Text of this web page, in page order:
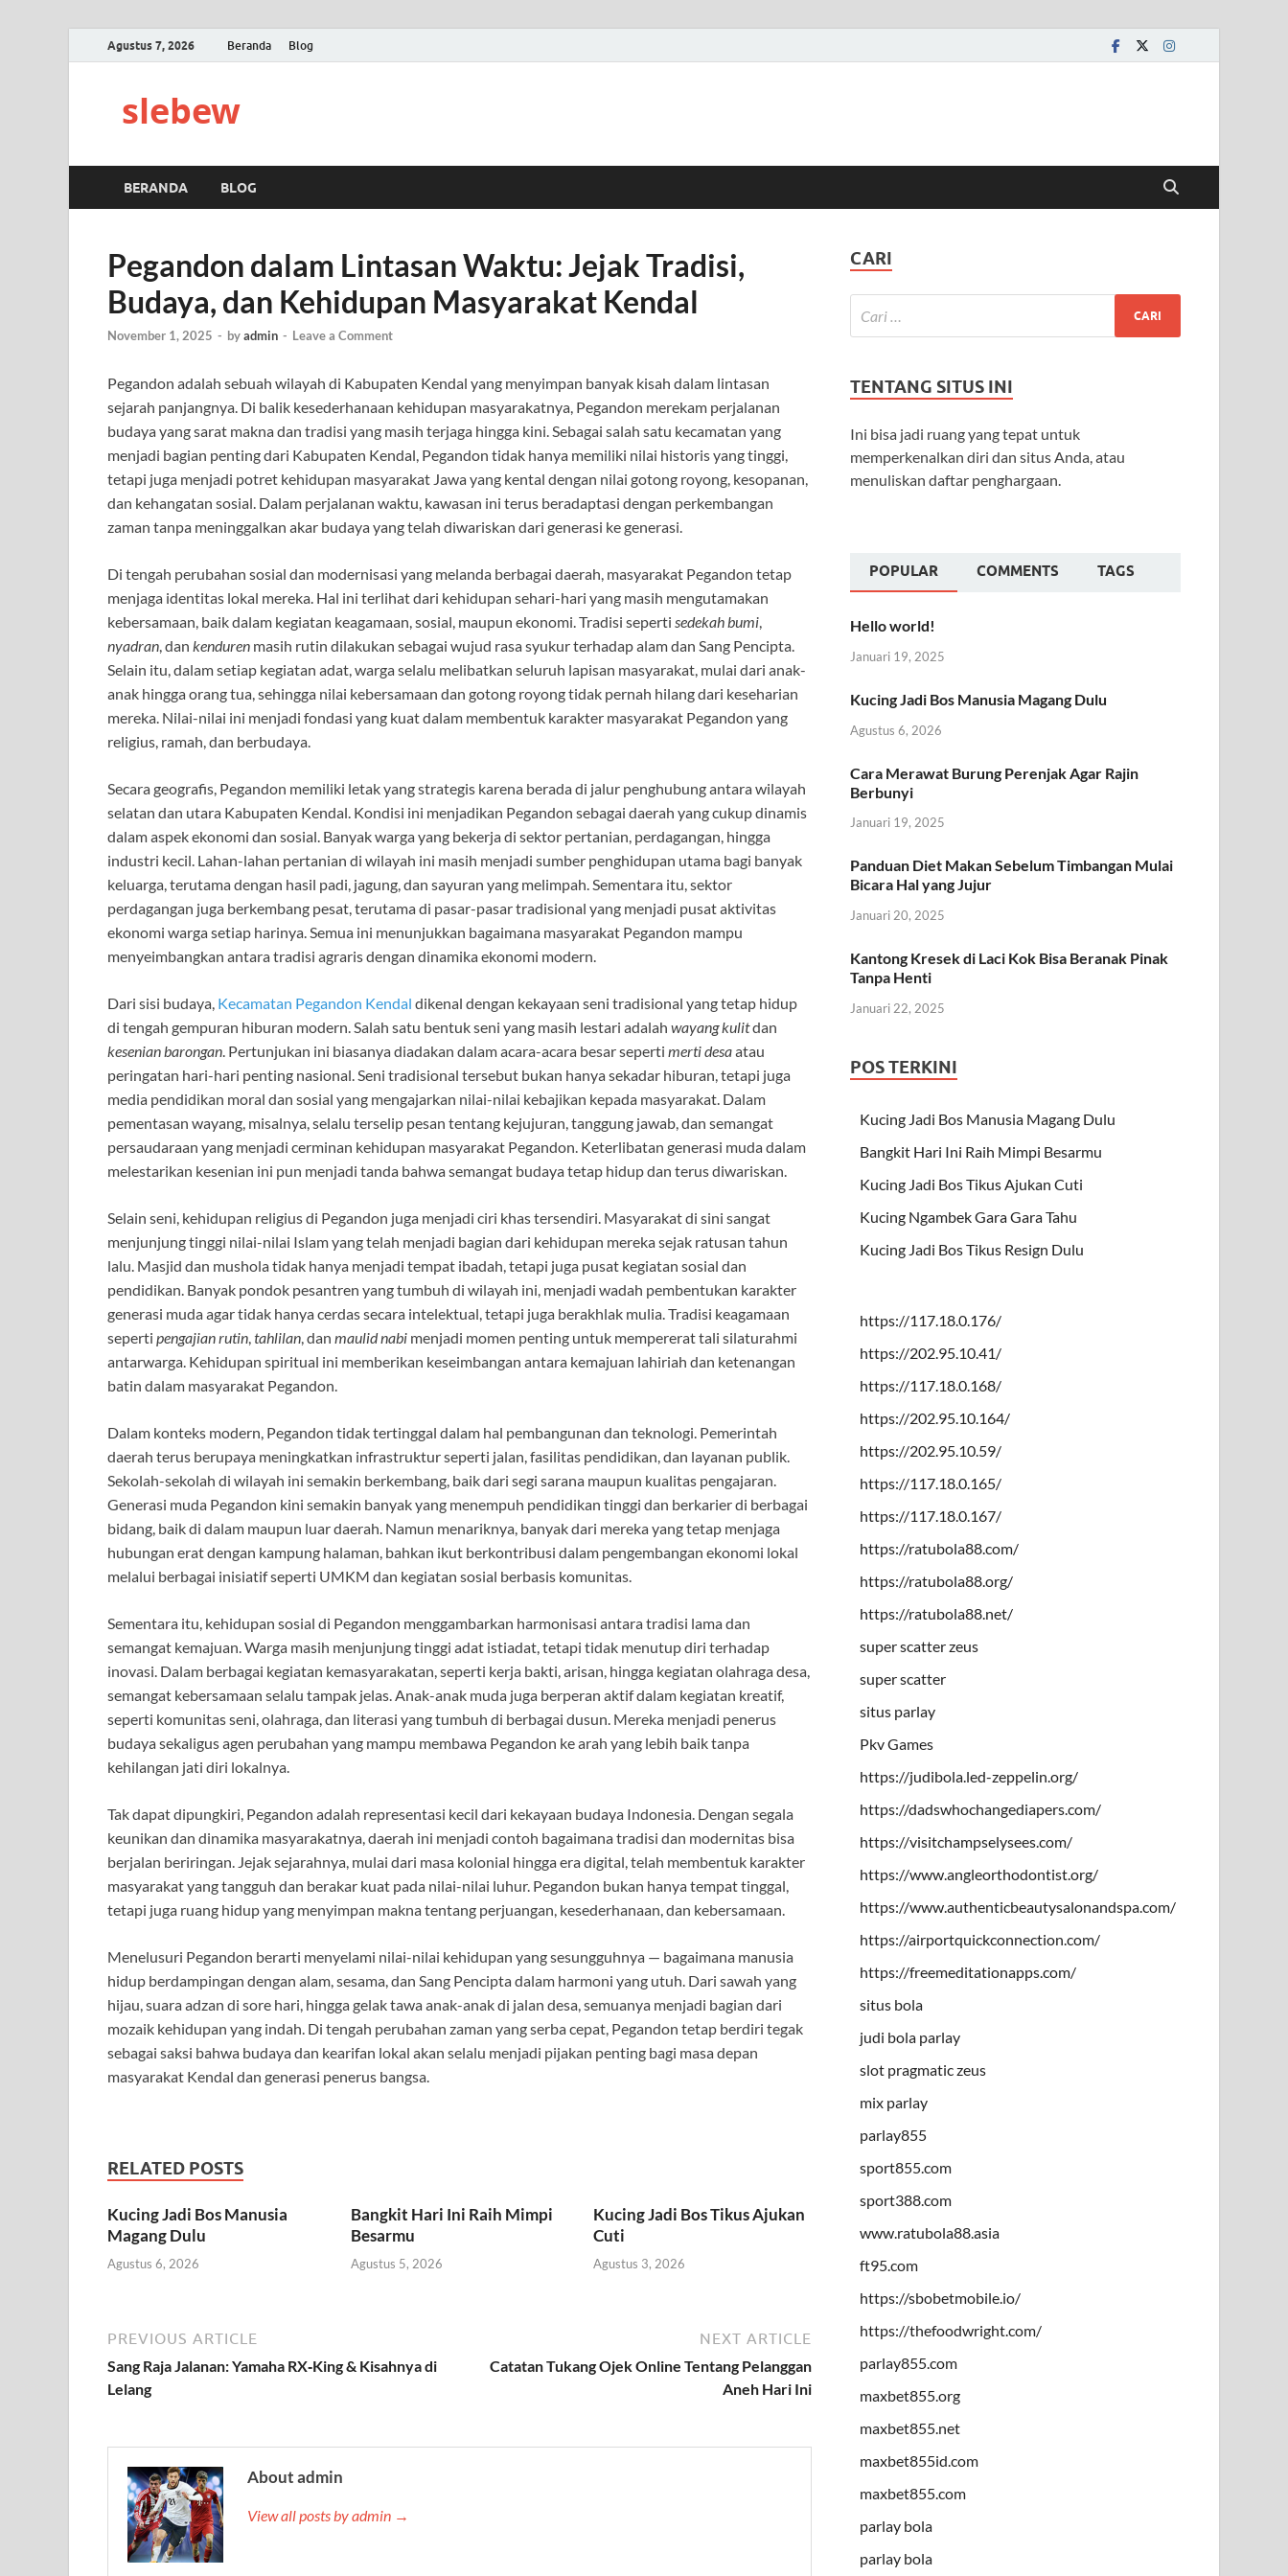
Agustus 7, 2026 Beranda Blog
slebew
BERANDA BLOG
Pegandon dalam Lintasan Waktu: Jejak Tradisi,
Budaya, dan Kehidupan Masyarakat Kendal
November 1, 2025 - byadmin - Leave a Comment
Pegandon adalah sebuah wilayah di Kabupaten Kendal yang menyimpan banyak kisah dalam lintasan
sejarah panjangnya. Di balik kesederhanaan kehidupan masyarakatnya, Pegandon merekam perjalanan
budaya yang sarat makna dan tradisi yang masih terjaga hingga kini. Sebagai salah satu kecamatan yang
menjadi bagian penting dari Kabupaten Kendal, Pegandon tidak hanya memiliki nilai historis yang tinggi,
tetapi juga menjadi potret kehidupan masyarakat Jawa yang kental dengan nilai gotong royong, kesopanan,
dan kehangatan sosial. Dalam perjalanan waktu, kawasan ini terus beradaptasi dengan perkembangan
zaman tanpa meninggalkan akar budaya yang telah diwariskan dari generasi ke generasi.
Di tengah perubahan sosial dan modernisasi yang melanda berbagai daerah, masyarakat Pegandon tetap
menjaga identitas lokal mereka. Hal ini terlihat dari kehidupan sehari-hari yang masih mengutamakan
kebersamaan, baik dalam kegiatan keagamaan, sosial, maupun ekonomi. Tradisi seperti sedekah bumi,
nyadran, dan kenduren masih rutin dilakukan sebagai wujud rasa syukur terhadap alam dan Sang Pencipta.
Selain itu, dalam setiap kegiatan adat, warga selalu melibatkan seluruh lapisan masyarakat, mulai dari anak-
anak hingga orang tua, sehingga nilai kebersamaan dan gotong royong tidak pernah hilang dari keseharian
mereka. Nilai-nilai ini menjadi fondasi yang kuat dalam membentuk karakter masyarakat Pegandon yang
religius, ramah, dan berbudaya.
Secara geografis, Pegandon memiliki letak yang strategis karena berada di jalur penghubung antara wilayah
selatan dan utara Kabupaten Kendal. Kondisi ini menjadikan Pegandon sebagai daerah yang cukup dinamis
dalam aspek ekonomi dan sosial. Banyak warga yang bekerja di sektor pertanian, perdagangan, hingga
industri kecil. Lahan-lahan pertanian di wilayah ini masih menjadi sumber penghidupan utama bagi banyak
keluarga, terutama dengan hasil padi, jagung, dan sayuran yang melimpah. Sementara itu, sektor
perdagangan juga berkembang pesat, terutama di pasar-pasar tradisional yang menjadi pusat aktivitas
ekonomi warga setiap harinya. Semua ini menunjukkan bagaimana masyarakat Pegandon mampu
menyeimbangkan antara tradisi agraris dengan dinamika ekonomi modern.
Dari sisi budaya, Kecamatan Pegandon Kendal dikenal dengan kekayaan seni tradisional yang tetap hidup
di tengah gempuran hiburan modern. Salah satu bentuk seni yang masih lestari adalah wayang kulitdan
kesenian barongan. Pertunjukan ini biasanya diadakan dalam acara-acara besar seperti merti desaatau
peringatan hari-hari penting nasional. Seni tradisional tersebut bukan hanya sekadar hiburan, tetapi juga
media pendidikan moral dan sosial yang mengajarkan nilai-nilai kebajikan kepada masyarakat. Dalam
pementasan wayang, misalnya, selalu terselip pesan tentang kejujuran, tanggung jawab, dan semangat
persaudaraan yang menjadi cerminan kehidupan masyarakat Pegandon. Keterlibatan generasi muda dalam
melestarikan kesenian ini pun menjadi tanda bahwa semangat budaya tetap hidup dan terus diwariskan.
Selain seni, kehidupan religius di Pegandon juga menjadi ciri khas tersendiri. Masyarakat di sini sangat
menjunjung tinggi nilai-nilai Islam yang telah menjadi bagian dari kehidupan mereka sejak ratusan tahun
lalu. Masjid dan mushola tidak hanya menjadi tempat ibadah, tetapi juga pusat kegiatan sosial dan
pendidikan. Banyak pondok pesantren yang tumbuh di wilayah ini, menjadi wadah pembentukan karakter
generasi muda agar tidak hanya cerdas secara intelektual, tetapi juga berakhlak mulia. Tradisi keagamaan
seperti pengajian rutin,tahlilan, dan maulid nabi menjadi momen penting untuk mempererat tali silaturahmi
antarwarga. Kehidupan spiritual ini memberikan keseimbangan antara kemajuan lahiriah dan ketenangan
batin dalam masyarakat Pegandon.
Dalam konteks modern, Pegandon tidak tertinggal dalam hal pembangunan dan teknologi. Pemerintah
daerah terus berupaya meningkatkan infrastruktur seperti jalan, fasilitas pendidikan, dan layanan publik.
Sekolah-sekolah di wilayah ini semakin berkembang, baik dari segi sarana maupun kualitas pengajaran.
Generasi muda Pegandon kini semakin banyak yang menempuh pendidikan tinggi dan berkarier di berbagai
bidang, baik di dalam maupun luar daerah. Namun menariknya, banyak dari mereka yang tetap menjaga
hubungan erat dengan kampung halaman, bahkan ikut berkontribusi dalam pengembangan ekonomi lokal
melalui berbagai inisiatif seperti UMKM dan kegiatan sosial berbasis komunitas.
Sementara itu, kehidupan sosial di Pegandon menggambarkan harmonisasi antara tradisi lama dan
semangat kemajuan. Warga masih menjunjung tinggi adat istiadat, tetapi tidak menutup diri terhadap
inovasi. Dalam berbagai kegiatan kemasyarakatan, seperti kerja bakti, arisan, hingga kegiatan olahraga desa,
semangat kebersamaan selalu tampak jelas. Anak-anak muda juga berperan aktif dalam kegiatan kreatif,
seperti komunitas seni, olahraga, dan literasi yang tumbuh di berbagai dusun. Mereka menjadi penerus
budaya sekaligus agen perubahan yang mampu membawa Pegandon ke arah yang lebih baik tanpa
kehilangan jati diri lokalnya.
Tak dapat dipungkiri, Pegandon adalah representasi kecil dari kekayaan budaya Indonesia. Dengan segala
keunikan dan dinamika masyarakatnya, daerah ini menjadi contoh bagaimana tradisi dan modernitas bisa
berjalan beriringan. Jejak sejarahnya, mulai dari masa kolonial hingga era digital, telah membentuk karakter
masyarakat yang tangguh dan berakar kuat pada nilai-nilai luhur. Pegandon bukan hanya tempat tinggal,
tetapi juga ruang hidup yang menyimpan makna tentang perjuangan, kesederhanaan, dan kebersamaan.
Menelusuri Pegandon berarti menyelami nilai-nilai kehidupan yang sesungguhnya — bagaimana manusia
hidup berdampingan dengan alam, sesama, dan Sang Pencipta dalam harmoni yang utuh. Dari sawah yang
hijau, suara adzan di sore hari, hingga gelak tawa anak-anak di jalan desa, semuanya menjadi bagian dari
mozaik kehidupan yang indah. Di tengah perubahan zaman yang serba cepat, Pegandon tetap berdiri tegak
sebagai saksi bahwa budaya dan kearifan lokal akan selalu menjadi pijakan penting bagi masa depan
masyarakat Kendal dan generasi penerus bangsa.
RELATED POSTS
Kucing Jadi Bos Manusia
Magang Dulu
Agustus 6, 2026
Bangkit Hari Ini Raih Mimpi
Besarmu
Agustus 5, 2026
Kucing Jadi Bos Tikus Ajukan
Cuti
Agustus 3, 2026
PREVIOUS ARTICLE
Sang Raja Jalanan: Yamaha RX‑King & Kisahnya di
Lelang
NEXT ARTICLE
Catatan Tukang Ojek Online Tentang Pelanggan
Aneh Hari Ini
About admin
View all posts by admin →
CARI
TENTANG SITUS INI
Ini bisa jadi ruang yang tepat untuk
memperkenalkan diri dan situs Anda, atau
menuliskan daftar penghargaan.
POPULAR COMMENTS TAGS
Hello world!
Januari 19, 2025
Kucing Jadi Bos Manusia Magang Dulu
Agustus 6, 2026
Cara Merawat Burung Perenjak Agar Rajin
Berbunyi
Januari 19, 2025
Panduan Diet Makan Sebelum Timbangan Mulai
Bicara Hal yang Jujur
Januari 20, 2025
Kantong Kresek di Laci Kok Bisa Beranak Pinak
Tanpa Henti
Januari 22, 2025
POS TERKINI
Kucing Jadi Bos Manusia Magang Dulu
Bangkit Hari Ini Raih Mimpi Besarmu
Kucing Jadi Bos Tikus Ajukan Cuti
Kucing Ngambek Gara Gara Tahu
Kucing Jadi Bos Tikus Resign Dulu
https://117.18.0.176/
https://202.95.10.41/
https://117.18.0.168/
https://202.95.10.164/
https://202.95.10.59/
https://117.18.0.165/
https://117.18.0.167/
https://ratubola88.com/
https://ratubola88.org/
https://ratubola88.net/
super scatter zeus
super scatter
situs parlay
Pkv Games
https://judibola.led-zeppelin.org/
https://dadswhochangediapers.com/
https://visitchampselysees.com/
https://www.angleorthodontist.org/
https://www.authenticbeautysalonandspa.com/
https://airportquickconnection.com/
https://freemeditationapps.com/
situs bola
judi bola parlay
slot pragmatic zeus
mix parlay
parlay855
sport855.com
sport388.com
www.ratubola88.asia
ft95.com
https://sbobetmobile.io/
https://thefoodwright.com/
parlay855.com
maxbet855.org
maxbet855.net
maxbet855id.com
maxbet855.com
parlay bola
parlay bola